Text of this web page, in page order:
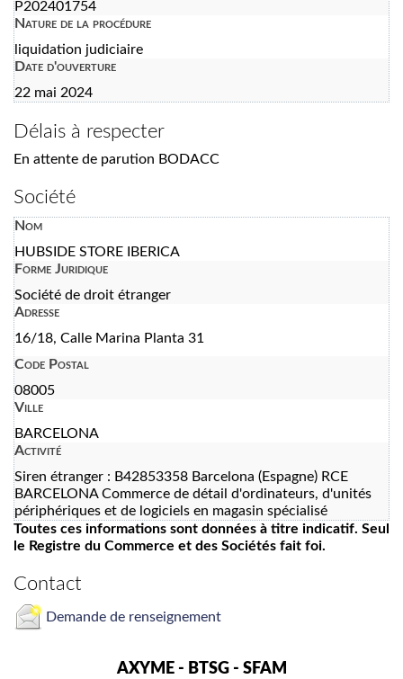
P202401754
Nature de la procédure
liquidation judiciaire
Date d'ouverture
22 mai 2024
Délais à respecter
En attente de parution BODACC
Société
Nom
HUBSIDE STORE IBERICA
Forme Juridique
Société de droit étranger
Adresse
16/18, Calle Marina Planta 31
Code Postal
08005
Ville
BARCELONA
Activité
Siren étranger : B42853358 Barcelona (Espagne) RCE
BARCELONA Commerce de détail d'ordinateurs, d'unités
périphériques et de logiciels en magasin spécialisé
Toutes ces informations sont données à titre indicatif. Seul
le Registre du Commerce et des Sociétés fait foi.
Contact
Demande de renseignement
AXYME - BTSG - SFAM